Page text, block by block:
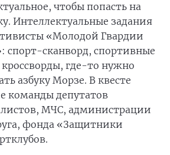
чтобы попасть на
Интеллектуальные задания
«Молодой Гвардии
спорт-сканворд, спортивные
где-то нужно
азбуку Морзе. В квесте
команды депутатов
МЧС, администрации
фонда «Защитники